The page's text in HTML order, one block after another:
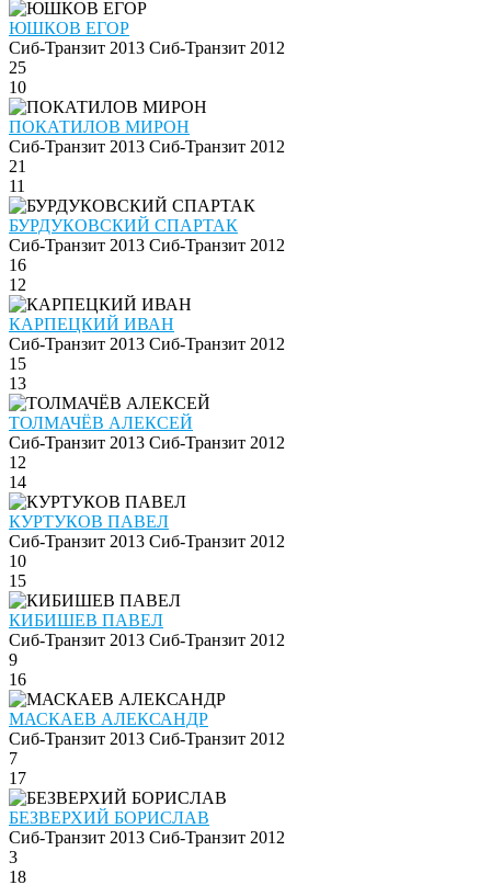
ЮШКОВ ЕГОР
Сиб-Транзит 2013 Сиб-Транзит 2012
25
10
ПОКАТИЛОВ МИРОН
Сиб-Транзит 2013 Сиб-Транзит 2012
21
11
БУРДУКОВСКИЙ СПАРТАК
Сиб-Транзит 2013 Сиб-Транзит 2012
16
12
КАРПЕЦКИЙ ИВАН
Сиб-Транзит 2013 Сиб-Транзит 2012
15
13
ТОЛМАЧЁВ АЛЕКСЕЙ
Сиб-Транзит 2013 Сиб-Транзит 2012
12
14
КУРТУКОВ ПАВЕЛ
Сиб-Транзит 2013 Сиб-Транзит 2012
10
15
КИБИШЕВ ПАВЕЛ
Сиб-Транзит 2013 Сиб-Транзит 2012
9
16
МАСКАЕВ АЛЕКСАНДР
Сиб-Транзит 2013 Сиб-Транзит 2012
7
17
БЕЗВЕРХИЙ БОРИСЛАВ
Сиб-Транзит 2013 Сиб-Транзит 2012
3
18